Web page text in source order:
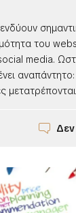
του
media.
Δεν